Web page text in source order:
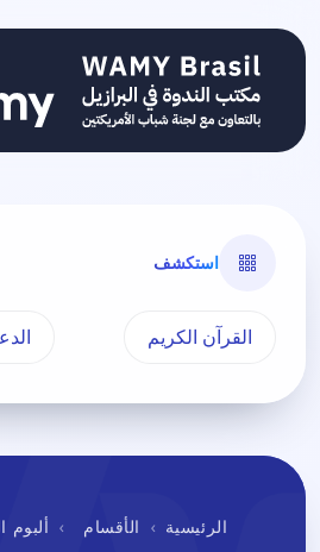
استكشف
القرآن الكريم
الرئيسية الأقسام ألبوم